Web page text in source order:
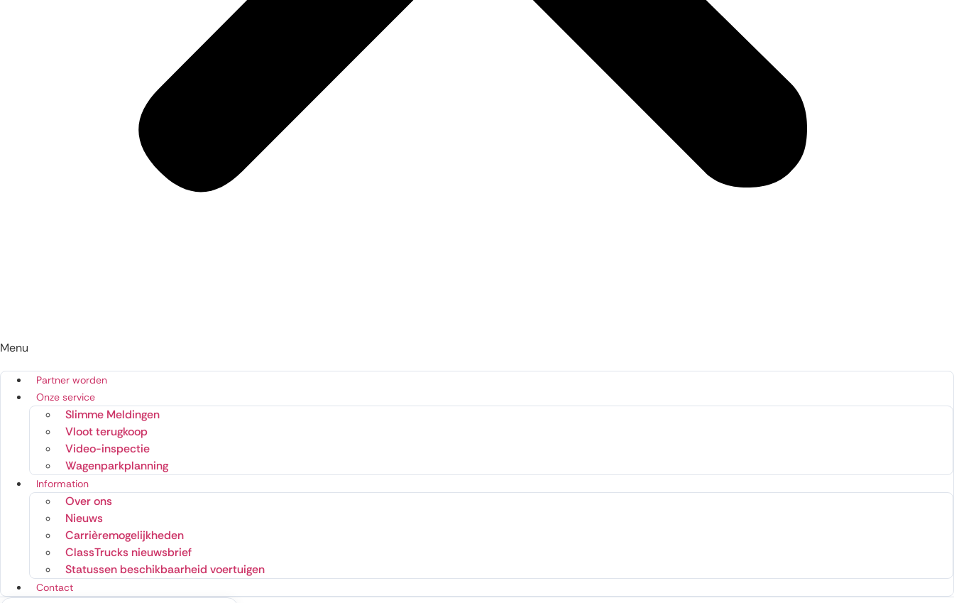
Menu
Partner worden
Onze service
Slimme Meldingen
Vloot terugkoop
Video-inspectie
Wagenparkplanning
Information
Over ons
Nieuws
Carrièremogelijkheden
ClassTrucks nieuwsbrief
Statussen beschikbaarheid voertuigen
Contact